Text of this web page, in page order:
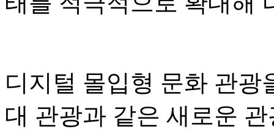
디지털 몰입형 문화 관광
대 관광과 같은 새로운